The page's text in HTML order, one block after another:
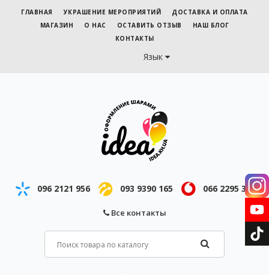
ГЛАВНАЯ УКРАШЕНИЕ МЕРОПРИЯТИЙ
ДОСТАВКА И ОПЛАТА
МАГАЗИН
О НАС ОСТАВИТЬ ОТЗЫВ
НАШ БЛОГ
КОНТАКТЫ
Язык
096 2121 956 093 9390 165 066 2295 343
Все контакты